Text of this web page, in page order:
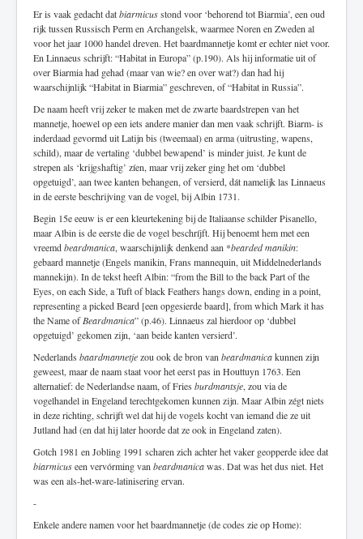
Er is vaak gedacht datbiarmicusstond voor ‘behorend tot Biarmia’, een oud
rijk tussen Russisch Perm en Archangelsk, waarmee Noren en Zweden al
voor het jaar 1000 handel dreven. Het baardmannetje komt er echter niet voor.
En Linnaeus schrijft: “Habitat in Europa” (p.190). Als hij informatie uit of
over Biarmia had gehad (maar van wie? en over wat?) dan had hij
waarschijnlijk “Habitat in Biarmia” geschreven, of “Habitat in Russia”.
De naam heeft vrij zeker te maken met de zwarte baardstrepen van het
mannetje, hoewel op een iets andere manier dan men vaak schrijft. Biarm- is
inderdaad gevormd uit Latijn bis (tweemaal) en arma (uitrusting, wapens,
schild), maar de vertaling ‘dubbel bewapend’ is minder juist. Je kunt de
strepen als ‘krijgshaftig’ zíen, maar vrij zeker ging het om ‘dubbel
opgetuigd’, aan twee kanten behangen, of versierd, dát namelijk las Linnaeus
in de eerste beschrijving van de vogel, bij Albin 1731.
Begin 15e eeuw is er een kleurtekening bij de Italiaanse schilder Pisanello,
maar Albin is de eerste die de vogel beschríjft. Hij benoemt hem met een
vreemdbeardmanica, waarschijnlijk denkend aan *bearded manikin:
gebaard mannetje (Engels manikin, Frans mannequin, uit Middelnederlands
mannekijn). In de tekst heeft Albin: “from the Bill to the back Part of the
Eyes, on each Side, a Tuft of black Feathers hangs down, ending in a point,
representing a picked Beard [een opgesierde baard], from which Mark it has
the Name ofBeardmanica” (p.46). Linnaeus zal hierdoor op ‘dubbel
opgetuigd’ gekomen zijn, ‘aan beide kanten versierd’.
Nederlands baardmannetjezou ook de bron van beardmanicakunnen zijn
geweest, maar de naam staat voor het eerst pas in Houttuyn 1763. Een
alternatief: de Nederlandse naam, of Fries burdmantsje, zou via de
vogelhandel in Engeland terechtgekomen kunnen zijn. Maar Albin zégt niets
in deze richting, schrijft wel dat hij de vogels kocht van iemand die ze uit
Jutland had (en dat hij later hoorde dat ze ook in Engeland zaten).
Gotch 1981 en Jobling 1991 scharen zich achter het vaker geopperde idee dat
biarmicuseen vervórming van beardmanicawas. Dat was het dus niet. Het
was een als-het-ware-latinisering ervan.
-
Enkele andere namen voor het baardmannetje (de codes zie op Home):